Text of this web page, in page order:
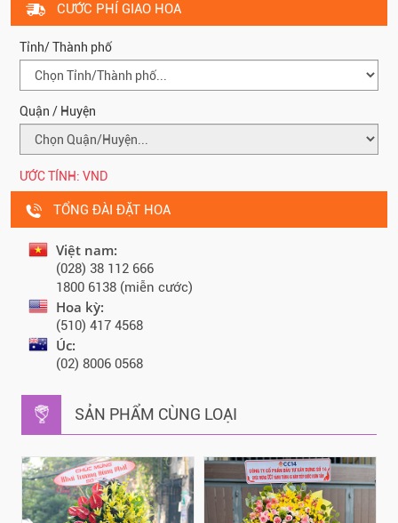
CƯỚC PHÍ GIAO HOA
Tỉnh/ Thành phố
Quận / Huyện
ƯỚC TÍNH: VND
TỔNG ĐÀI ĐẶT HOA
Việt nam:
(028) 38 112 666
1800 6138 (miễn cước)
Hoa kỳ:
(510) 417 4568
Úc:
(02) 8006 0568
SẢN PHẨM CÙNG LOẠI